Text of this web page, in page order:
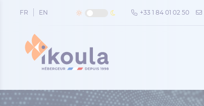
FR EN +33 1 84 01 02 50